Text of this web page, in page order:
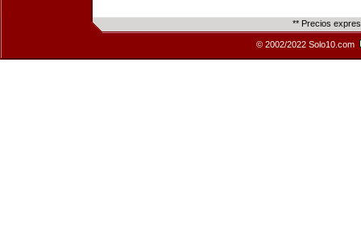
** Precios
© 2002/2022 Solo10.com